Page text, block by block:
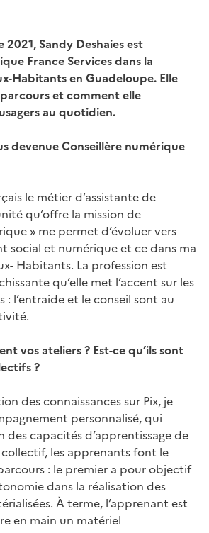
Sandy Deshaies est
France Services dans la
Habitants en Guadeloupe. Elle
et comment elle
au quotidien.
devenue Conseillère numérique
le métier d’assistante de
qu’offre la mission de
» me permet d’évoluer vers
social et numérique et ce dans ma
Habitants. La profession est
qu’elle met l’accent sur les
: l’entraide et le conseil sont au
vos ateliers ? Est-ce qu’ils sont
?
des connaissances sur Pix, je
personnalisé, qui
capacités d’apprentissage de
collectif, les apprenants font le
: le premier a pour objectif
dans la réalisation des
À terme, l’apprenant est
en main un matériel